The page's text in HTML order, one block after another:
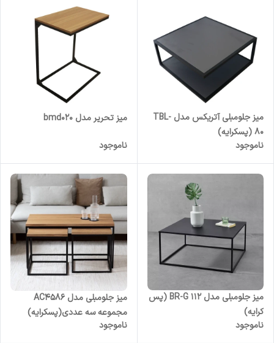
میز جلومبلی آتریکس مدل TBL-
80 (پسکرایه)
ناموجود
میز تحریر مدل bmd020
ناموجود
میز جلومبلی مدل BR-G 112 (پس
کرایه)
ناموجود
میز جلومبلی مدل AC4586
مجموعه سه عددی(پسکرایه)
ناموجود